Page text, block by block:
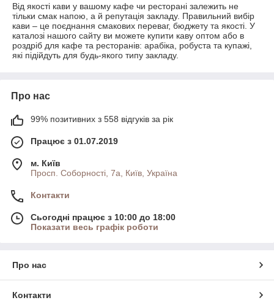
Від якості кави у вашому кафе чи ресторані залежить не
тільки смак напою, а й репутація закладу. Правильний вибір
кави – це поєднання смакових переваг, бюджету та якості. У
каталозі нашого сайту ви можете купити каву оптом або в
роздріб для кафе та ресторанів: арабіка, робуста та купажі,
які підійдуть для будь-якого типу закладу.
Про нас
99% позитивних з 558 відгуків за рік
Працює з 01.07.2019
м. Київ
Просп. Соборності, 7а, Київ, Україна
Контакти
Сьогодні працює з 10:00 до 18:00
Показати весь графік роботи
Про нас
Контакти